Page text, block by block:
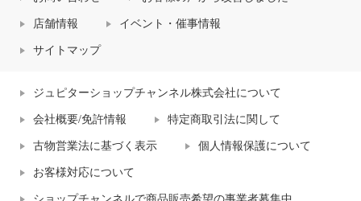
店舗情報 イベント・催事情報
サイトマップ
ジュピターショップチャンネル株式会社について
会社概要/免許情報 特定商取引法に関して
古物営業法に基づく表示 個人情報保護について
お客様対応について